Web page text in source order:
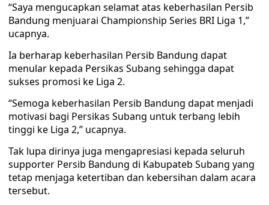
“Saya mengucapkan selamat atas keberhasilan Persib
Bandung menjuarai Championship Series BRI Liga 1,”
ucapnya.
Ia berharap keberhasilan Persib Bandung dapat
menular kepada Persikas Subang sehingga dapat
sukses promosi ke Liga 2.
“Semoga keberhasilan Persib Bandung dapat menjadi
motivasi bagi Persikas Subang untuk terbang lebih
tinggi ke Liga 2,” ucapnya.
Tak lupa dirinya juga mengapresiasi kepada seluruh
supporter Persib Bandung di Kabupateb Subang yang
tetap menjaga ketertiban dan kebersihan dalam acara
tersebut.